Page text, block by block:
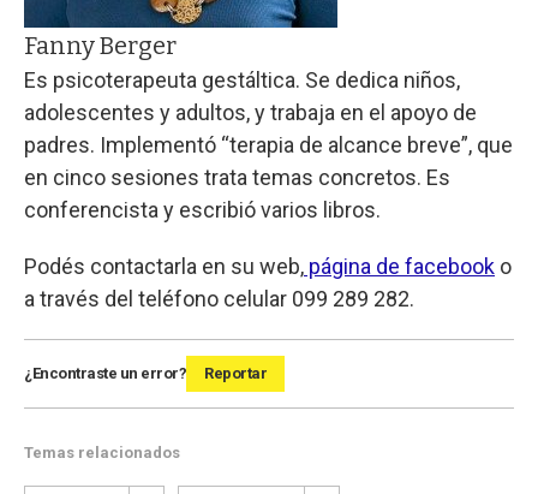
Fanny Berger
Es psicoterapeuta gestáltica. Se dedica niños,
adolescentes y adultos, y trabaja en el apoyo de
padres. Implementó “terapia de alcance breve”, que
en cinco sesiones trata temas concretos. Es
conferencista y escribió varios libros.
Podés contactarla en su web, página de facebook o
a través del teléfono celular 099 289 282.
¿Encontraste un error? Reportar
Temas relacionados